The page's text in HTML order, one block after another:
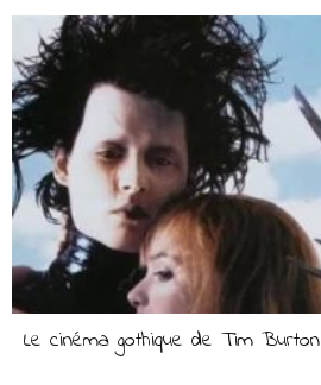
Le cinéma gothique de Tim Burton